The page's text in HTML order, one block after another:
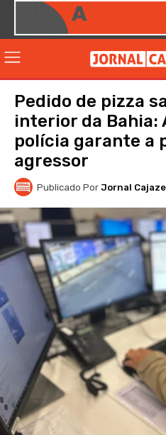
Pedido de pizza
interior da Bahia:
polícia garante a
agressor
Publicado Por Jornal